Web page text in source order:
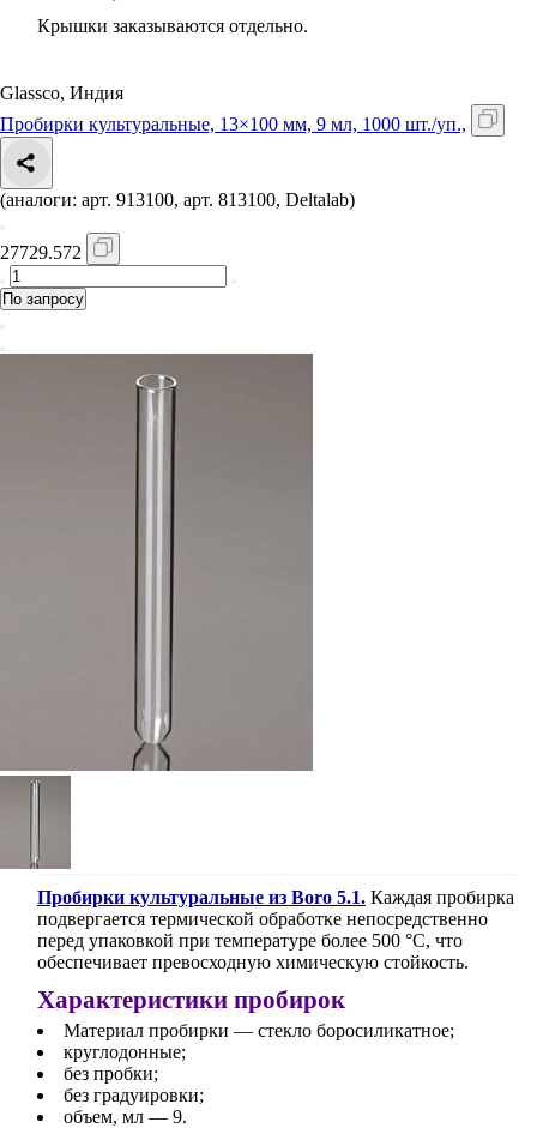
Крышки заказываются отдельно.
Glassco, Индия
Пробирки культуральные, 13×100 мм, 9 мл, 1000 шт./уп.,
(аналоги: арт. 913100, арт. 813100, Deltalab)
27729.572
По запросу
Пробирки культуральные из Boro 5.1. Каждая пробирка
подвергается термической обработке непосредственно
перед упаковкой при температуре более 500 °C, что
обеспечивает превосходную химическую стойкость.
Характеристики пробирок
Материал пробирки — стекло боросиликатное;
круглодонные;
без пробки;
без градуировки;
объем, мл — 9.